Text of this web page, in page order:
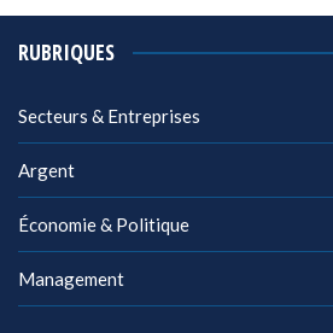
RUBRIQUES
Secteurs & Entreprises
Argent
Économie & Politique
Management